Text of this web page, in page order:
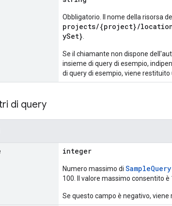
Obbligatorio. Il nome della risorsa
projects/{project}/
ySet}
Se il chiamante non dispone
insieme di query di esempio,
di query di esempio, viene restituito
di query
integer
Numero massimo di SampleQuery
100. Il valore massimo consentito
Se questo campo è negativo,